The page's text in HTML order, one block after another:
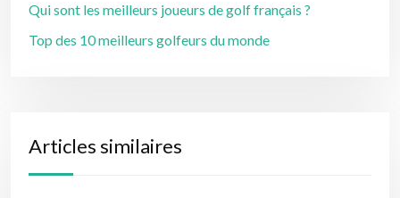
Qui sont les meilleurs joueurs de golf français ?
Top des 10 meilleurs golfeurs du monde
Articles similaires